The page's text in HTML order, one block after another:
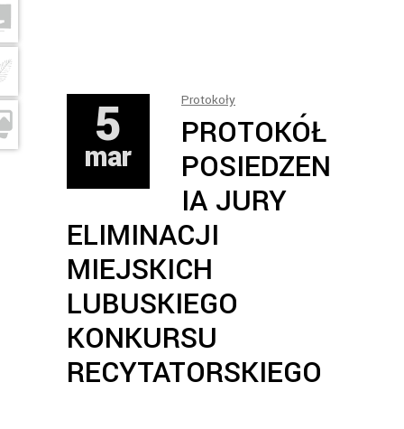
5
mar
Protokoły
PROTOKÓŁ
POSIEDZEN
IA JURY
ELIMINACJI
MIEJSKICH
LUBUSKIEGO
KONKURSU
RECYTATORSKIEGO